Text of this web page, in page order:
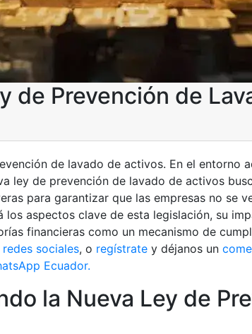
de Prevención de
de lavado de activos. En el
ley de prevención de lavado de activos
para garantizar que las empresas no se
los aspectos clave de esta legislación, su
financieras como un mecanismo de
redes sociales, o regístrate y déjanos un
Ecuador.
la Nueva Ley de